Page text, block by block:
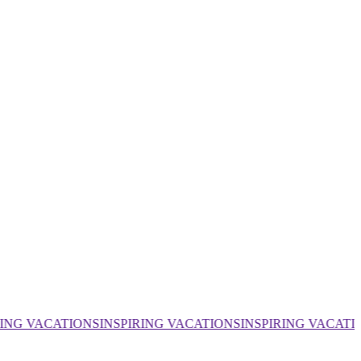
VACATIONSINSPIRING VACATIONSINSPIRING